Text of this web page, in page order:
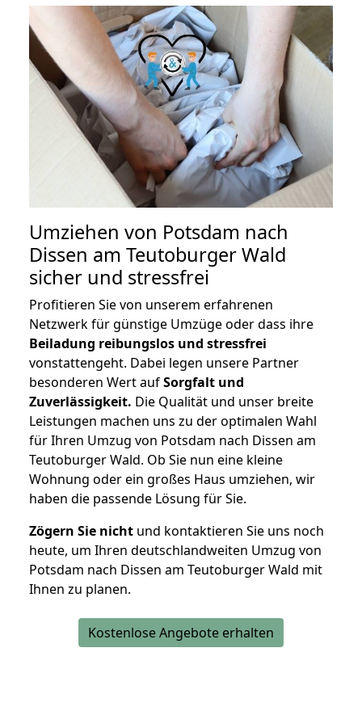
Umziehen von Potsdam nach
Dissen am Teutoburger Wald
sicher und stressfrei
Profitieren Sie von unserem erfahrenen
Netzwerk für günstige Umzüge oder dass ihre
Beiladung reibungslos und stressfrei
vonstattengeht. Dabei legen unsere Partner
besonderen Wert aufSorgfalt und
Zuverlässigkeit. Die Qualität und unser breite
Leistungen machen uns zu der optimalen Wahl
für Ihren Umzug von Potsdam nach Dissen am
Teutoburger Wald. Ob Sie nun eine kleine
Wohnung oder ein großes Haus umziehen, wir
haben die passende Lösung für Sie.
Zögern Sie nicht und kontaktieren Sie uns noch
heute, um Ihren deutschlandweiten Umzug von
Potsdam nach Dissen am Teutoburger Wald mit
Ihnen zu planen.
Kostenlose Angebote erhalten